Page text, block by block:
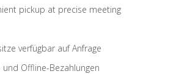
pickup at precise meeting
verfügbar auf Anfrage
und Offline-Bezahlungen